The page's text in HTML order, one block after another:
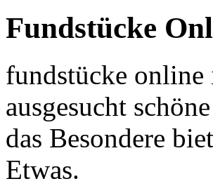
Fundstücke
fundstücke
ausgesucht
das Besondere
Etwas.